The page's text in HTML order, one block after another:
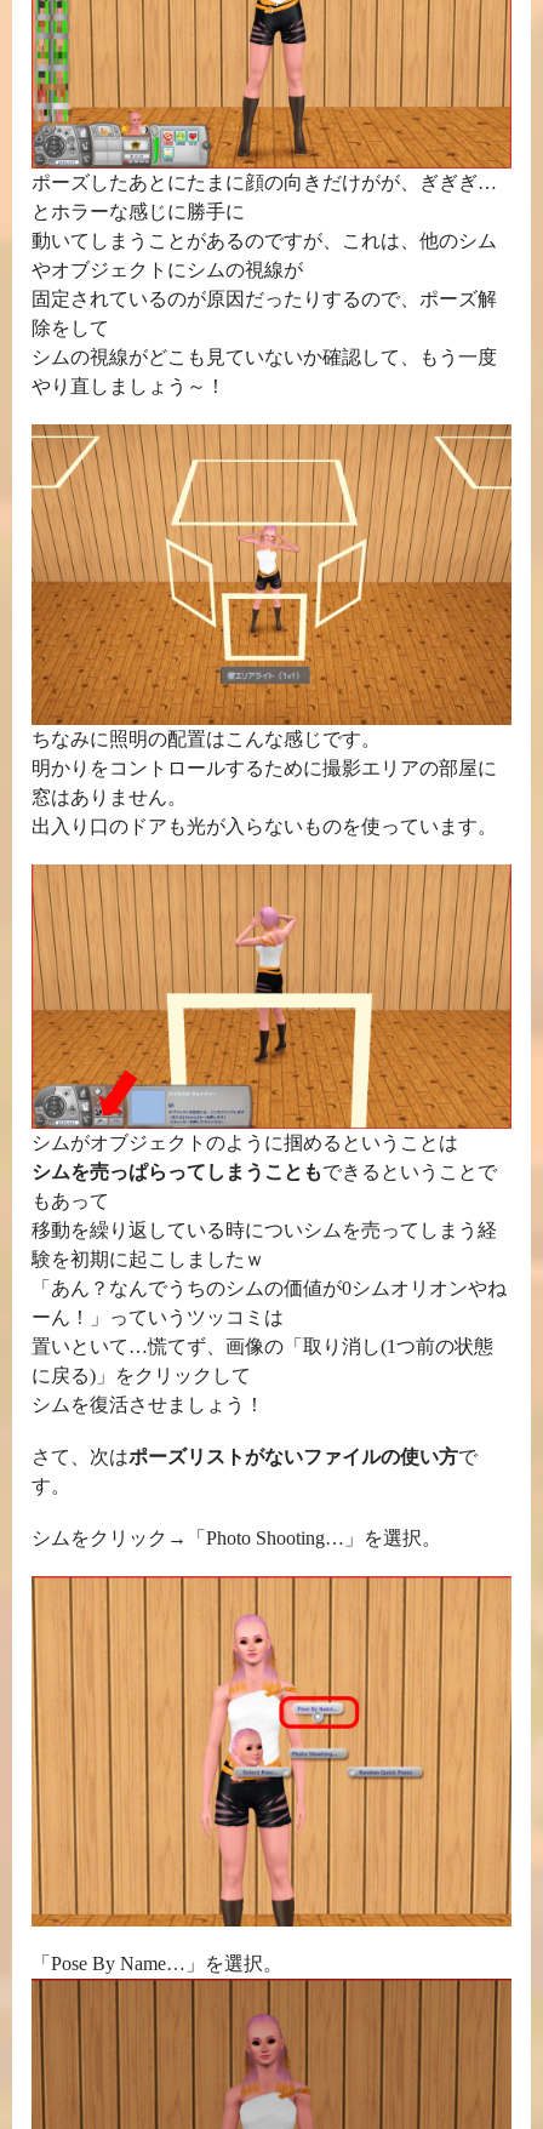
ポーズしたあとにたまに顔の向きだけがが、ぎぎぎ…
とホラーな感じに勝手に
動いてしまうことがあるのですが、これは、他のシム
やオブジェクトにシムの視線が
固定されているのが原因だったりするので、ポーズ解
除をして
シムの視線がどこも見ていないか確認して、もう一度
やり直しましょう～！
ちなみに照明の配置はこんな感じです。
明かりをコントロールするために撮影エリアの部屋に
窓はありません。
出入り口のドアも光が入らないものを使っています。
シムがオブジェクトのように掴めるということは
シムを売っぱらってしまうこともできるということで
もあって
移動を繰り返している時についシムを売ってしまう経
験を初期に起こしましたｗ
「あん？なんでうちのシムの価値が0シムオリオンやね
ーん！」っていうツッコミは
置いといて…慌てず、画像の「取り消し(1つ前の状態
に戻る)」をクリックして
シムを復活させましょう！
さて、次はポーズリストがないファイルの使い方で
す。
シムをクリック→「Photo Shooting…」を選択。
「Pose By Name…」を選択。